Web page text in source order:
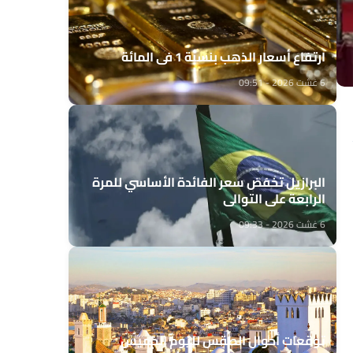
ارتفاع أسعار الذهب بنسبة 1 في المائة
6 غشت 2026 - 09:51
البرازيل تخفض سعر الفائدة الأساسي للمرة
الرابعة على التوالي
6 غشت 2026 - 09:33
توقعات أحوال الطقس لليوم الخميس